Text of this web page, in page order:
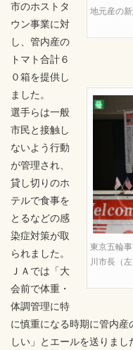
地元産の
東京五輪
川市長（
市のホストタ
ウン事業に対
し、管内産の
トマト合計６
０箱を提供し
ました。
選手らは一般
市民と接触し
ないよう行動
が管理され、
貸し切りのホ
テルで食事を
とるなどの感
染症対策が取
られました。
ＪＡでは「大
会前で体重・
体調管理に特
に慎重になる時期に管内
しい」とエールを送りまし